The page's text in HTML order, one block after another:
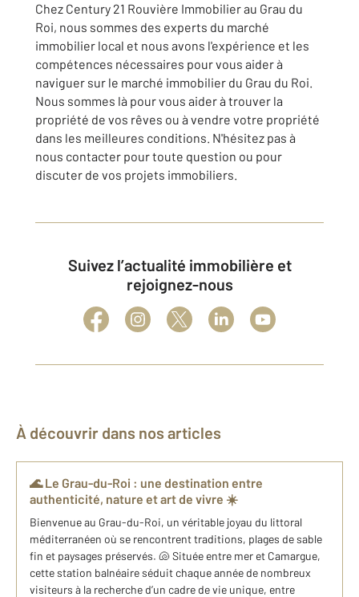
Chez Century 21 Rouvière Immobilier au Grau du
Roi, nous sommes des experts du marché
immobilier local et nous avons l'expérience et les
compétences nécessaires pour vous aider à
naviguer sur le marché immobilier du Grau du Roi.
Nous sommes là pour vous aider à trouver la
propriété de vos rêves ou à vendre votre propriété
dans les meilleures conditions. N'hésitez pas à
nous contacter pour toute question ou pour
discuter de vos projets immobiliers.
Suivez l’actualité immobilière et
rejoignez-nous
À découvrir dans nos articles
🌊 Le Grau-du-Roi : une destination entre
authenticité, nature et art de vivre ☀️
Bienvenue au Grau-du-Roi, un véritable joyau du littoral
méditerranéen où se rencontrent traditions, plages de sable
fin et paysages préservés. 🐚 Située entre mer et Camargue,
cette station balnéaire séduit chaque année de nombreux
visiteurs à la recherche d’un cadre de vie unique, entre